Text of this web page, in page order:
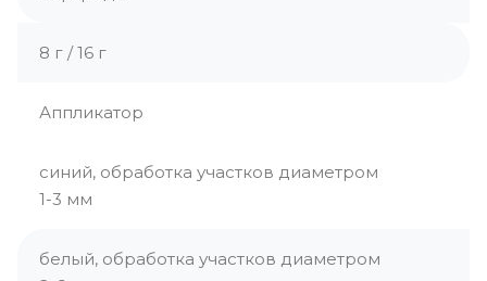
8 г / 16 г
Аппликатор
синий, обработка участков диаметром
1-3 мм
белый, обработка участков диаметром